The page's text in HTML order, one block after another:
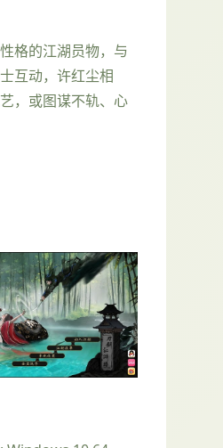
格的江湖员物，与
互动，许红尘相
，或图谋不轨、心